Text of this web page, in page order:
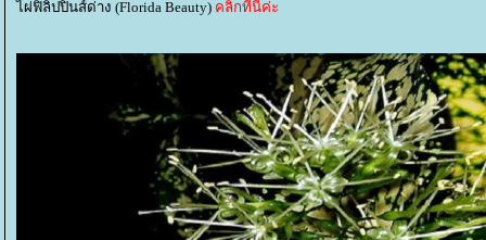
ไผ่ฟิลิปปินส์ด่าง (Florida Beauty) คลิกที่นี่ค่ะ